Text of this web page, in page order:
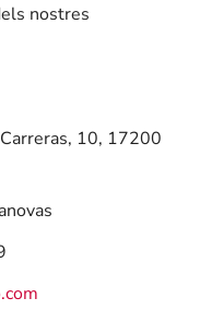
nostres
10, 17200